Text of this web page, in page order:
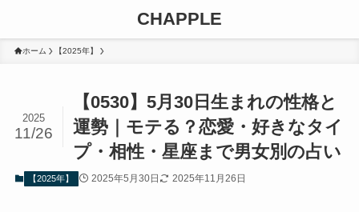
CHAPPLE
ホーム 【2025年】
【0530】5月30日生まれの性格と
運勢｜モテる？恋愛・好きなタイ
プ・相性・星座まで男女別の占い
2025
11/26
【2025年】 2025年5月30日 2025年11月26日